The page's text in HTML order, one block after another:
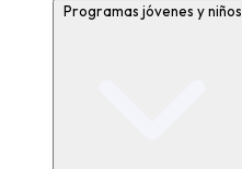
Programas jóvenes y niños